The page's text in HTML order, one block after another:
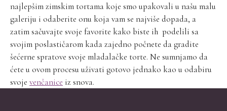
najlepšim zimskim tortama koje smo upakovali u našu malu
galeriju i odaberite onu koja vam se najviše dopada, a
zatim sačuvajte svoje favorite kako biste ih podelili sa
svojim poslastičarom kada zajedno počnete da gradite
šećerne spratove svoje mladalačke torte. Ne sumnjamo da
ćete u ovom procesu uživati gotovo jednako kao u odabiru
svoje venčanice iz snova.